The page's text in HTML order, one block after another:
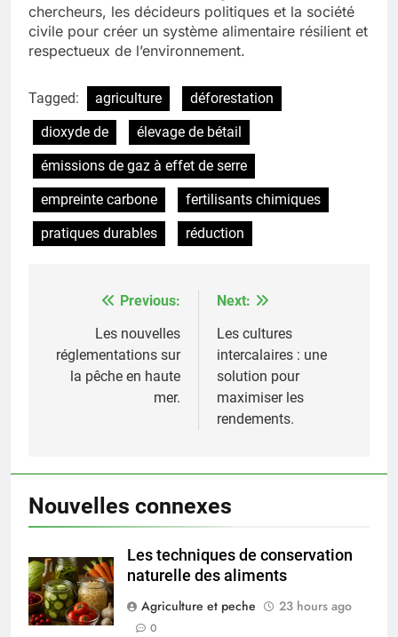
chercheurs, les décideurs politiques et la société
civile pour créer un système alimentaire résilient et
respectueux de l’environnement.
Tagged: agriculture
déforestation
dioxyde de
élevage de bétail
émissions de gaz à effet de serre
empreinte carbone
fertilisants chimiques
pratiques durables
réduction
navigation
Previous:
Les nouvelles
réglementations sur
la pêche en haute
mer.
Next:
Les cultures
intercalaires : une
solution pour
maximiser les
rendements.
Nouvelles connexes
Les techniques de conservation
naturelle des aliments
Agriculture et peche
23 hours ago
0